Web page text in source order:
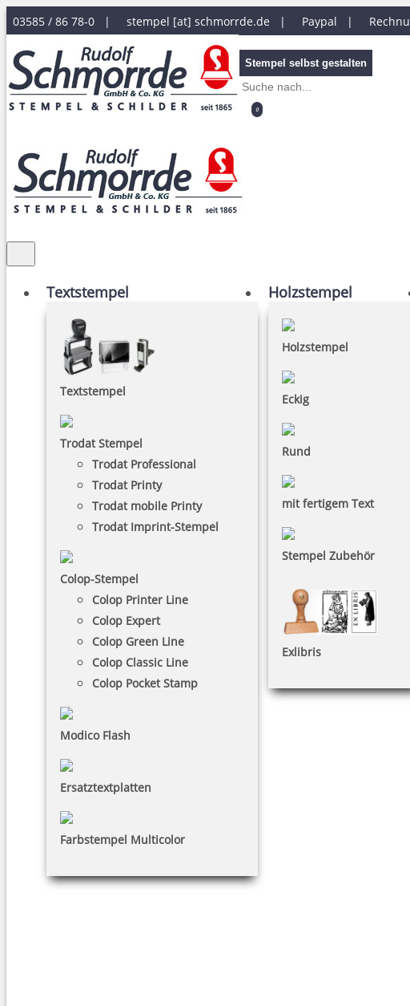
03585 / 86 78-0 | stempel [at] schmorrde.de | Paypal |
Stempel selbst gestalten
0
Textstempel
Textstempel
Trodat Stempel
Trodat Professional
Trodat Printy
Trodat mobile Printy
Trodat Imprint-Stempel
Colop-Stempel
Colop Printer Line
Colop Expert
Colop Green Line
Colop Classic Line
Colop Pocket Stamp
Modico Flash
Ersatztextplatten
Farbstempel Multicolor
Holzstempel
Holzstempel
Eckig
Rund
mit fertigem Text
Stempel Zubehör
Exlibris